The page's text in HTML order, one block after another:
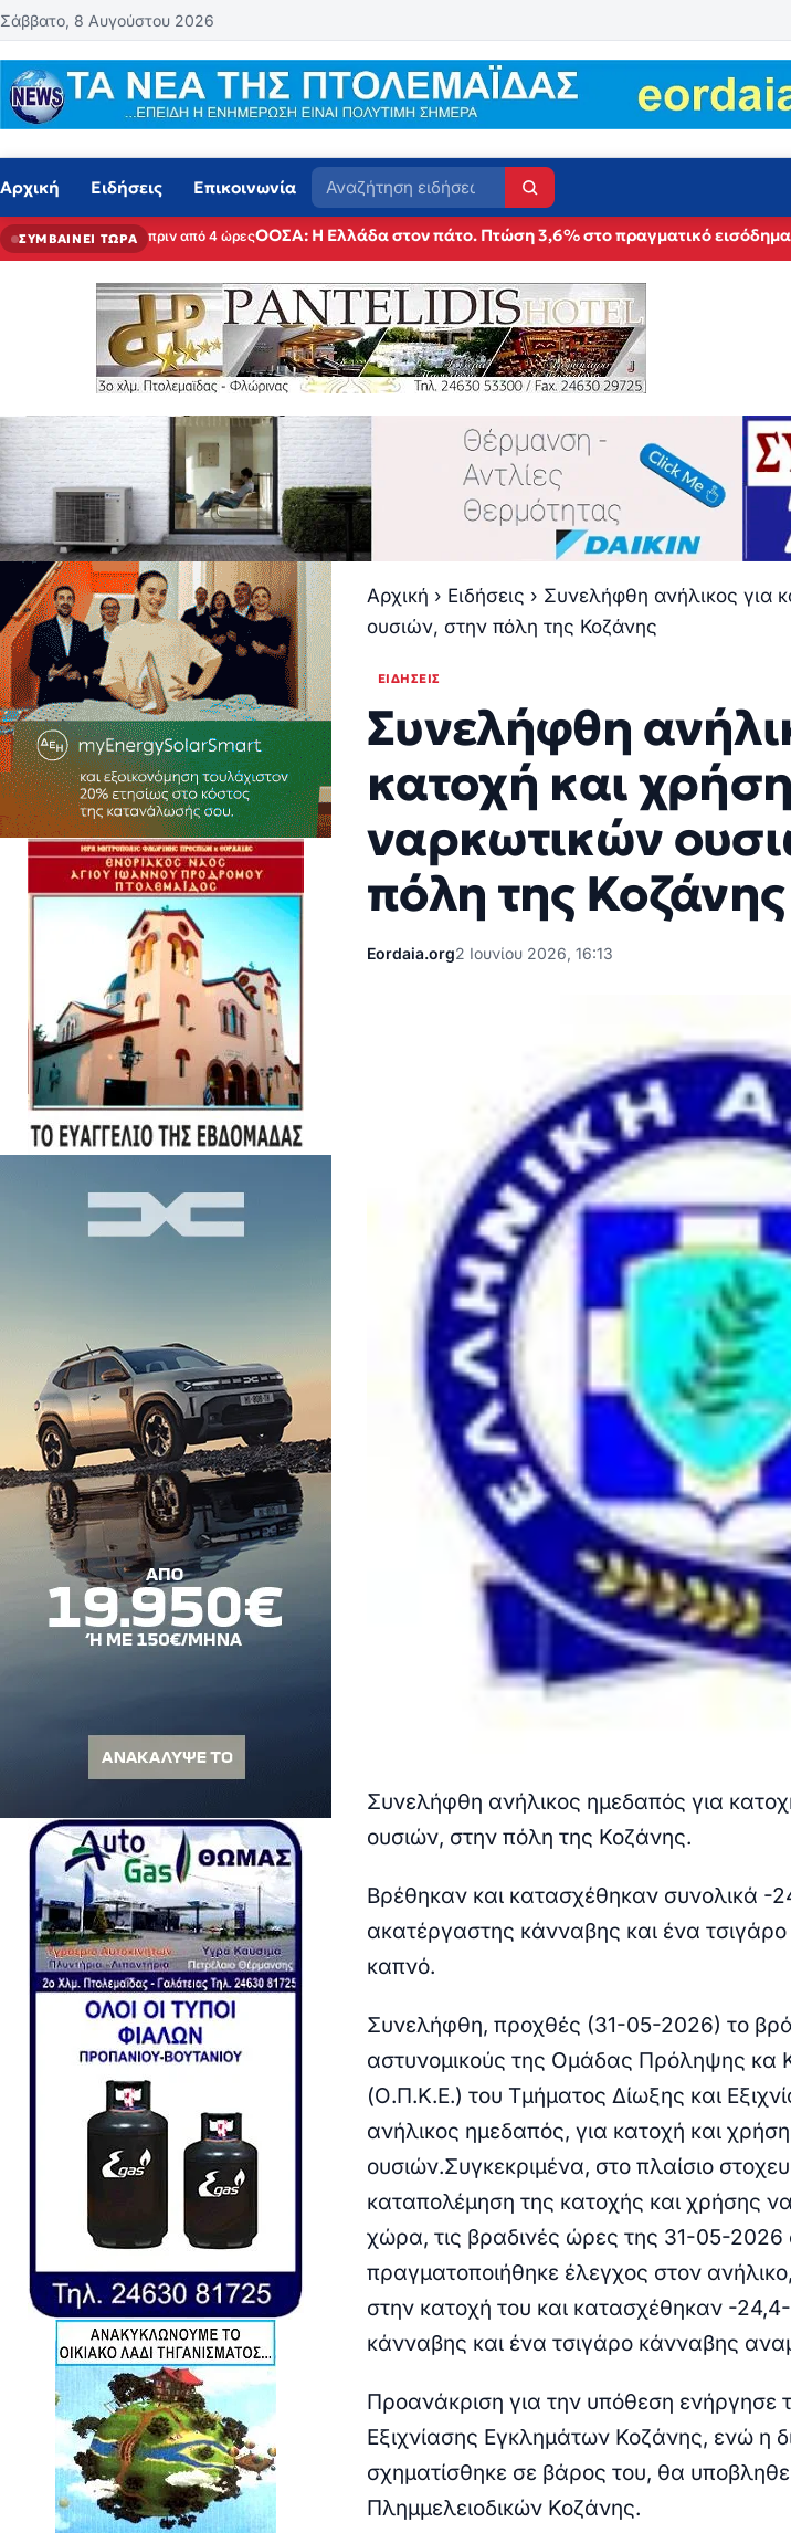
Μετάβαση στο περιεχόμενο
Σάββατο, 8 Αυγούστου 2026
Αρχική Ειδήσεις Επικοινωνία Αναζήτηση
ΣΥΜΒΑΙΝΕΙ ΤΩΡΑ πριν από 4 ώρεςΟΟΣΑ: Η Ελλάδα στον πάτο. Πτώση 3,6% στο πραγματικό εισόδημα
Αρχική › Ειδήσεις › Συνελήφθη ανήλικος για
ουσιών, στην πόλη της Κοζάνης
ΕΙΔΉΣΕΙΣ
Συνελήφθη
κατοχή και χρήση
ναρκωτικών
πόλη της Κοζάνης
Eordaia.org2 Ιουνίου 2026, 16:13
Συνελήφθη ανήλικος ημεδαπός για
ουσιών, στην πόλη της Κοζάνης.
Βρέθηκαν και κατασχέθηκαν συνολικά -
ακατέργαστης κάνναβης και ένα
καπνό.
Συνελήφθη, προχθές (31-05-2026) το
αστυνομικούς της Ομάδας Πρόληψης κα
(Ο.Π.Κ.Ε.) του Τμήματος Δίωξης και
ανήλικος ημεδαπός, για κατοχή και
ουσιών.Συγκεκριμένα, στο πλαίσιο
καταπολέμηση της κατοχής και χρήσης
χώρα, τις βραδινές ώρες της 31-05-2026
πραγματοποιήθηκε έλεγχος στον
στην κατοχή του και κατασχέθηκαν -24,4-
κάνναβης και ένα τσιγάρο κάνναβης
Προανάκριση για την υπόθεση ενήργησε
Εξιχνίασης Εγκλημάτων Κοζάνης, ενώ η
σχηματίσθηκε σε βάρος του, θα
Πλημμελειοδικών Κοζάνης.